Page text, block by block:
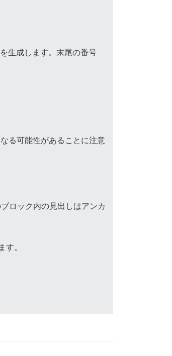
生成します。末尾の番号
る可能性があることに注意
ロック内の見出しはアンカ
す。